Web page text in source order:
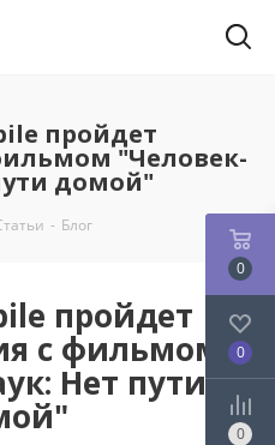
пройдет
"Человек-
домой"
- Блог
пройдет
с фильмом
Нет пути
0
0
0